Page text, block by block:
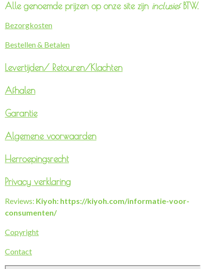
Alle genoemde prijzen op onze site zijn inclusiefBTW.
Bezorgkosten
Bestellen & Betalen
Levertijden/ Retouren/Klachten
Afhalen
Garantie
Algemene voorwaarden
Herroepingsrecht
Privacy verklaring
Reviews: Kiyoh: https://kiyoh.com/informatie-voor-
consumenten/
Copyright
Contact